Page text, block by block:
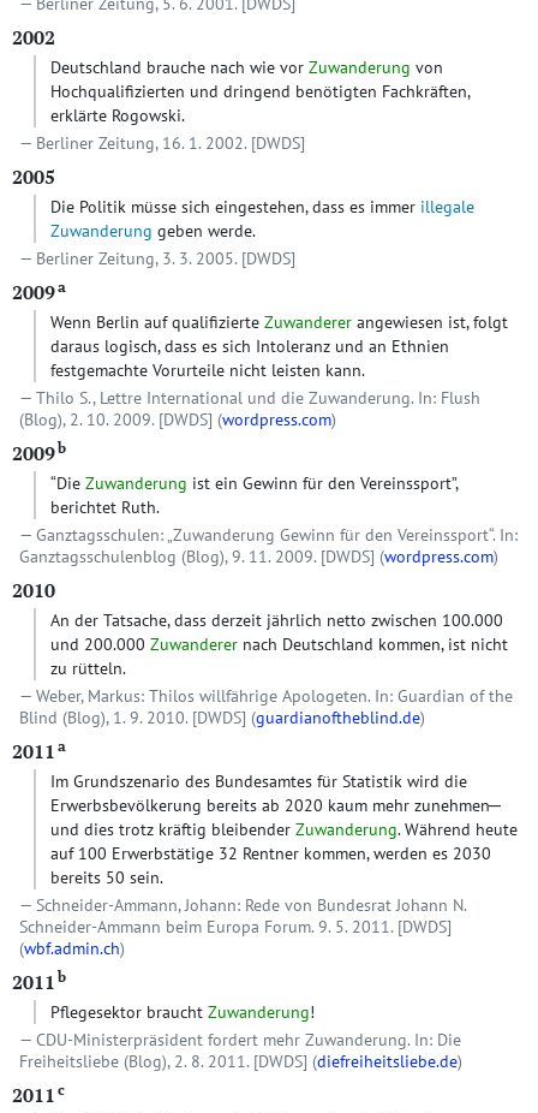
2002
Deutschland brauche nach wie vor Zuwanderung von
Hochqualifizierten und dringend benötigten Fachkräften,
erklärte Rogowski.
Berliner Zeitung, 16. 1. 2002. [DWDS]
2005
Die Politik müsse sich eingestehen, dass es immer illegale
Zuwanderung geben werde.
Berliner Zeitung, 3. 3. 2005. [DWDS]
2009a
Wenn Berlin auf qualifizierte Zuwanderer angewiesen ist, folgt
daraus logisch, dass es sich Intoleranz und an Ethnien
festgemachte Vorurteile nicht leisten kann.
Thilo S., Lettre International und die Zuwanderung. In: Flush
(Blog), 2. 10. 2009. [DWDS] (wordpress.com)
2009b
“Die Zuwanderung ist ein Gewinn für den Vereinssport”,
berichtet Ruth.
Ganztagsschulen: „Zuwanderung Gewinn für den Vereinssport“. In:
Ganztagsschulenblog (Blog), 9. 11. 2009. [DWDS] (wordpress.com)
2010
An der Tatsache, dass derzeit jährlich netto zwischen 100.000
und 200.000 Zuwanderer nach Deutschland kommen, ist nicht
zu rütteln.
Weber, Markus: Thilos willfährige Apologeten. In: Guardian of the
Blind (Blog), 1. 9. 2010. [DWDS] (guardianoftheblind.de)
2011 a
Im Grundszenario des Bundesamtes für Statistik wird die
Erwerbsbevölkerung bereits ab 2020 kaum mehr zunehmen ̶
und dies trotz kräftig bleibender Zuwanderung. Während heute
auf 100 Erwerbstätige 32 Rentner kommen, werden es 2030
bereits 50 sein.
Schneider-Ammann, Johann: Rede von Bundesrat Johann N.
Schneider-Ammann beim Europa Forum. 9. 5. 2011. [DWDS]
(wbf.admin.ch)
2011 b
Pflegesektor braucht Zuwanderung!
CDU-Ministerpräsident fordert mehr Zuwanderung. In: Die
Freiheitsliebe (Blog), 2. 8. 2011. [DWDS] (diefreiheitsliebe.de)
2011 c